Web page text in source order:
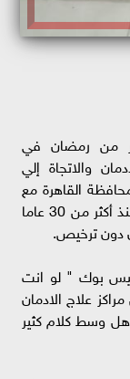
من رمضان في
والاتجاة إلي
القاهرة مع
ايضا وجود أقدم مركز لعلاج الأدمان بالعاشر منذ أكثر من 30 عاما
دون ترخيص.
بوك " لو انت
علاج الادمان
وسط كلام كثير